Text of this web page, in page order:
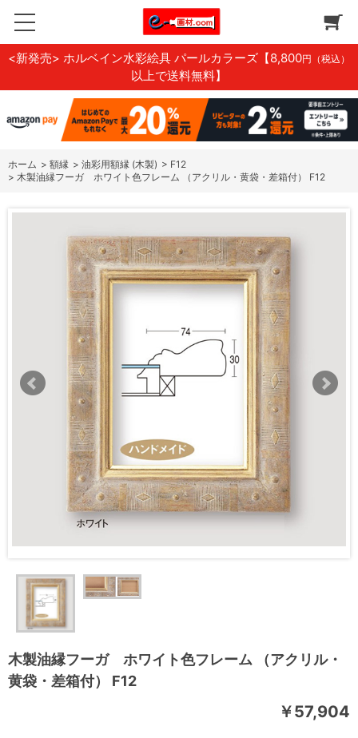
<新発売> ホルベイン水彩絵具 パールカラーズ 【8,800円（税込）
以上で送料無料】
ホーム > 額縁 > 油彩用額縁 (木製) > F12
> 木製油縁フーガ ホワイト色フレーム （アクリル・黄袋・差箱付） F12
木製油縁フーガ ホワイト色フレーム （アクリル・
黄袋・差箱付） F12
￥57,904